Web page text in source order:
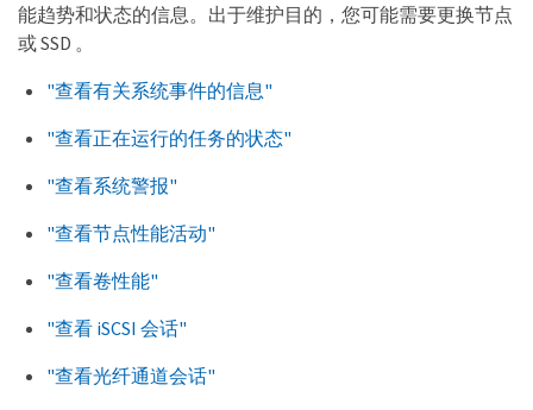
能趋势和状态的信息。出于维护目的，您可能需要更换节点
或 SSD 。
"查看有关系统事件的信息"
"查看正在运行的任务的状态"
"查看系统警报"
"查看节点性能活动"
"查看卷性能"
"查看 iSCSI 会话"
"查看光纤通道会话"